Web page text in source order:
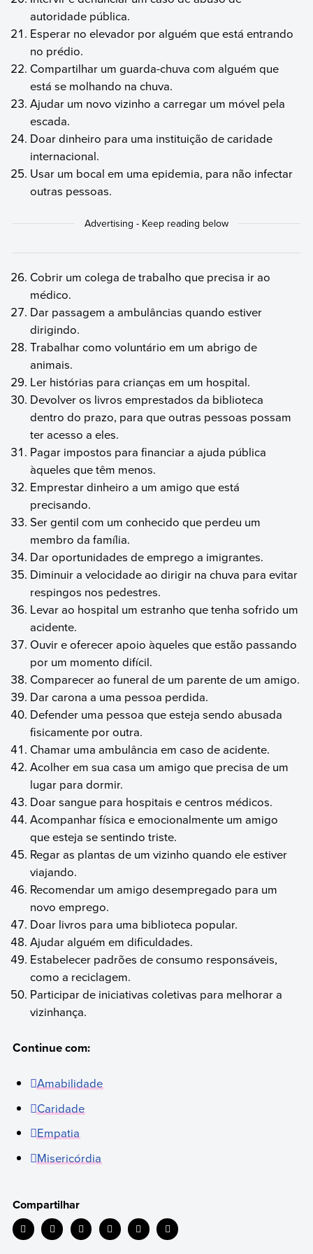
autoridade pública.
Esperar no elevador por alguém que está entrando
no prédio.
Compartilhar um guarda-chuva com alguém que
está se molhando na chuva.
Ajudar um novo vizinho a carregar um móvel pela
escada.
Doar dinheiro para uma instituição de caridade
internacional.
Usar um bocal em uma epidemia, para não infectar
outras pessoas.
Cobrir um colega de trabalho que precisa ir ao
médico.
Dar passagem a ambulâncias quando estiver
dirigindo.
Trabalhar como voluntário em um abrigo de
animais.
Ler histórias para crianças em um hospital.
Devolver os livros emprestados da biblioteca
dentro do prazo, para que outras pessoas possam
ter acesso a eles.
Pagar impostos para financiar a ajuda pública
àqueles que têm menos.
Emprestar dinheiro a um amigo que está
precisando.
Ser gentil com um conhecido que perdeu um
membro da família.
Dar oportunidades de emprego a imigrantes.
Diminuir a velocidade ao dirigir na chuva para evitar
respingos nos pedestres.
Levar ao hospital um estranho que tenha sofrido um
acidente.
Ouvir e oferecer apoio àqueles que estão passando
por um momento difícil.
Comparecer ao funeral de um parente de um amigo.
Dar carona a uma pessoa perdida.
Defender uma pessoa que esteja sendo abusada
fisicamente por outra.
Chamar uma ambulância em caso de acidente.
Acolher em sua casa um amigo que precisa de um
lugar para dormir.
Doar sangue para hospitais e centros médicos.
Acompanhar física e emocionalmente um amigo
que esteja se sentindo triste.
Regar as plantas de um vizinho quando ele estiver
viajando.
Recomendar um amigo desempregado para um
novo emprego.
Doar livros para uma biblioteca popular.
Ajudar alguém em dificuldades.
Estabelecer padrões de consumo responsáveis,
como a reciclagem.
Participar de iniciativas coletivas para melhorar a
vizinhança.
Continue com:
Amabilidade
Caridade
Empatia
Misericórdia
Compartilhar